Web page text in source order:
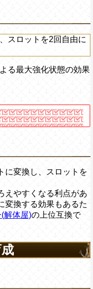
スロットを2回自由に
る最大強化状態の効果
に変換し、スロットを
えやすくなる利点があ
変換する効果もあるた
解体屋)の上位互換で